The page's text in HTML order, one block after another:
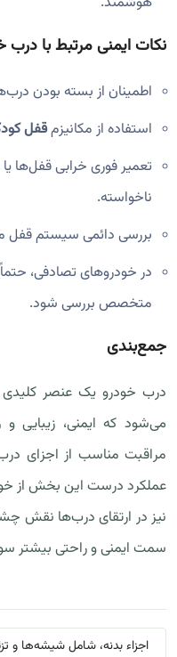
نکات ایمنی مرتبط با درب
اطمینان از بسته بودن
استفاده از مکانیزمقفل
تعمیر فوری خرابی قفل‌ها
ناخواسته.
بررسی دائمی سیستم قفل
در خودروهای تصادفی،
متخصص بررسی شود.
جمع‌بندی
درب خودرو یک عنصر
می‌شود که ایمنی، زیبایی و
مراقبت مناسب از اجزای
عملکرد درست این بخش از
نیز در ارتقای درب‌ها نقش
سمت ایمنی و راحتی بیشتر
اجزاء بدنه، شامل شیشه‌ها و